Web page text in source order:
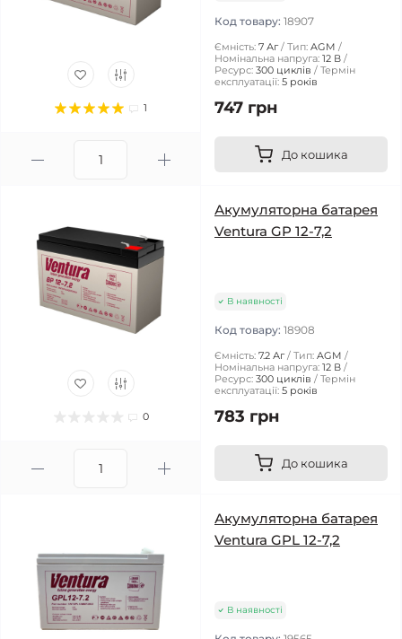
1
Код товару: 18907
Ємність: 7 Аг Тип: AGM
Номінальна напруга: 12 В
Ресурс: 300 циклів
Термін
експлуатації: 5 років
747 грн
До кошика
0
Акумуляторна батарея
Ventura GP 12-7,2
В наявності
Код товару: 18908
Ємність: 7.2 Аг Тип: AGM
Номінальна напруга: 12 В
Ресурс: 300 циклів
Термін
експлуатації: 5 років
783 грн
До кошика
Акумуляторна батарея
Ventura GPL 12-7,2
В наявності